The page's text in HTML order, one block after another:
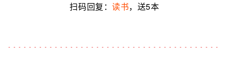
扫码回复：读书，送5本